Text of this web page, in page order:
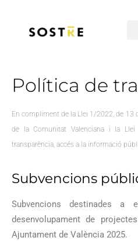
Política de
En compliment de la Llei 1/2022, de 13
de la Comunitat Valenciana i la
transparència, accés a la informació
Subvencions
Subvencions destinades a
desenvolupament de
Ajuntament de València 2025.